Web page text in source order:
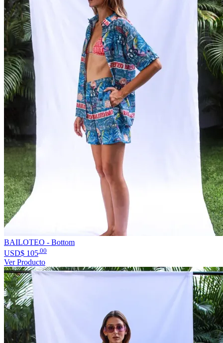
BAILOTEO - Bottom
USD$ 105 .00
Ver Producto